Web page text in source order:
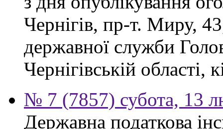
Чернігів, пр-т. Миру,
державної служби
Чернігівській
№ 7 (7857) субота, 13
Державна податкова